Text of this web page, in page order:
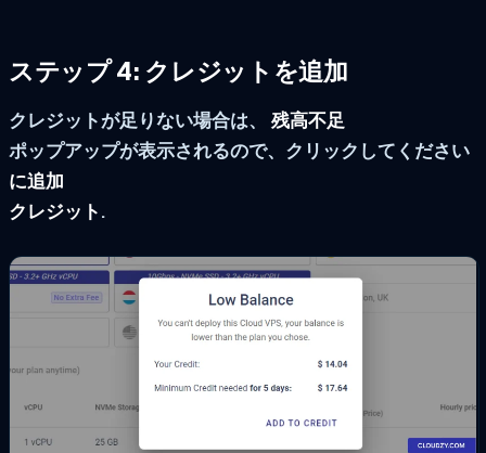
ステップ 4: クレジットを追加
クレジットが足りない場合は、 残高不足
ポップアップが表示されるので、クリックしてください
に追加
クレジット.